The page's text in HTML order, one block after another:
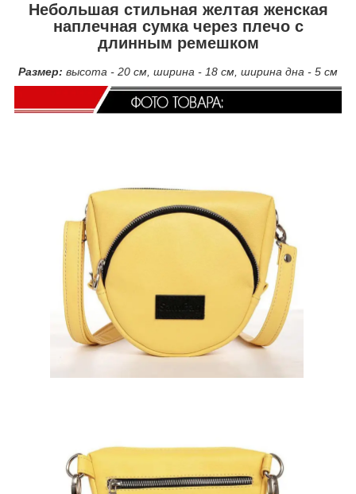
Небольшая стильная желтая женская
наплечная сумка через плечо с
длинным ремешком
Размер: высота - 20 см, ширина - 18 см, ширина дна - 5 см